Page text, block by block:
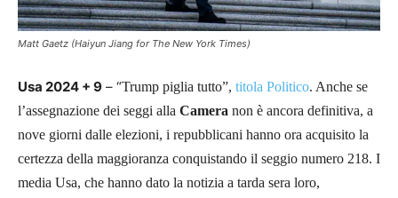
Matt Gaetz (Haiyun Jiang for The New York Times)
Usa 2024 + 9 – “Trump piglia tutto”, titola Politico. Anche se
l’assegnazione dei seggi alla Camera non è ancora definitiva, a
nove giorni dalle elezioni, i repubblicani hanno ora acquisito la
certezza della maggioranza conquistando il seggio numero 218. I
media Usa, che hanno dato la notizia a tarda sera loro,